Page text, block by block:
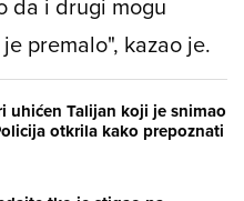
premalo", kazao je.
uhićen Talijan koji je snimao
otkrila kako prepoznati